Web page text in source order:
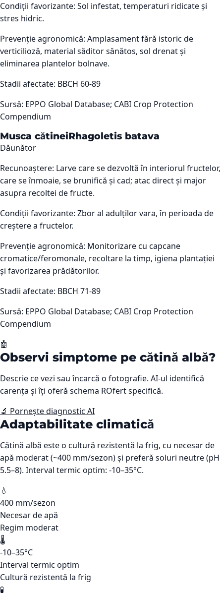
Condiții favorizante: Sol infestat, temperaturi ridicate și
stres hidric.
Prevenție agronomică: Amplasament fără istoric de
verticilioză, material săditor sănătos, sol drenat și
eliminarea plantelor bolnave.
Stadii afectate: BBCH 60-89
Sursă: EPPO Global Database; CABI Crop Protection
Compendium
Musca cătineiRhagoletis batava
Dăunător
Recunoaștere: Larve care se dezvoltă în interiorul fructelor,
care se înmoaie, se brunifică și cad; atac direct și major
asupra recoltei de fructe.
Condiții favorizante: Zbor al adulților vara, în perioada de
creștere a fructelor.
Prevenție agronomică: Monitorizare cu capcane
cromatice/feromonale, recoltare la timp, igiena plantației
și favorizarea prădătorilor.
Stadii afectate: BBCH 71-89
Sursă: EPPO Global Database; CABI Crop Protection
Compendium
🤖
Observi simptome pe cătină albă?
Descrie ce vezi sau încarcă o fotografie. AI-ul identifică
carența și îți oferă schema ROfert specifică.
🔬 Pornește diagnostic AI
Adaptabilitate climatică
Cătină albă este o cultură rezistentă la frig, cu necesar de
apă moderat (~400 mm/sezon) și preferă soluri neutre (pH
5.5–8). Interval termic optim: -10–35°C.
💧
400 mm/sezon
Necesar de apă
Regim moderat
🌡️
-10–35°C
Interval termic optim
Cultură rezistentă la frig
🧪